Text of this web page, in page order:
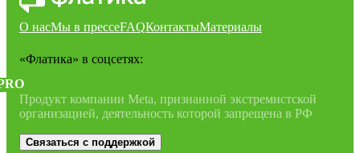
О насМы в прессеFAQКонтактыМатериалы
«Флатика» в соцсетях:
Продукт компании Meta, признанной экстремистской
организацией, деятельность которой запрещена в РФ
Связаться с поддержкой